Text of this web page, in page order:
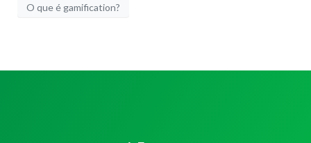
O que é gamification?